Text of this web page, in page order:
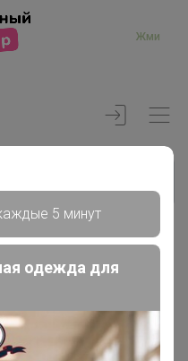
Жми
5 минут
одежда для